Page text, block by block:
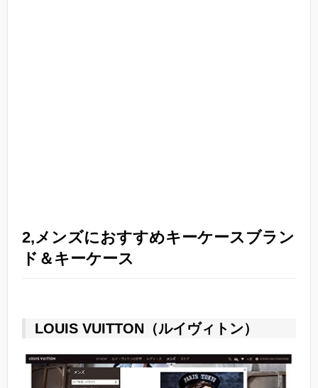
2,メンズにおすすめキーケースブラン
ド＆キーケース
LOUIS VUITTON（ルイヴィトン）